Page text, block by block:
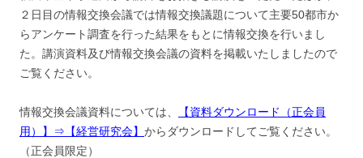
シ
ョ
ン
２日目の情報交換会議では情報交換議題について主要50都市か
らアンケート調査を行った結果をもとに情報交換を行いまし
た。講演資料及び情報交換会議の資料を掲載いたしましたので
ご覧ください。
情報交換会議資料については、
【資料ダウンロード（正会員
用）】⇒【経営研究会】 からダウンロードしてご覧ください。
（正会員限定）